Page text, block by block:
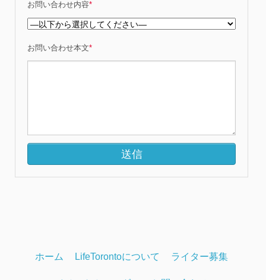
お問い合わせ内容*
お問い合わせ本文*
ホーム LifeTorontoについて ライター募集